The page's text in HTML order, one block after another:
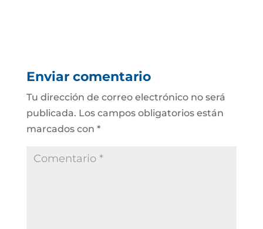
Enviar comentario
Tu dirección de correo electrónico no será
publicada. Los campos obligatorios están
marcados con *